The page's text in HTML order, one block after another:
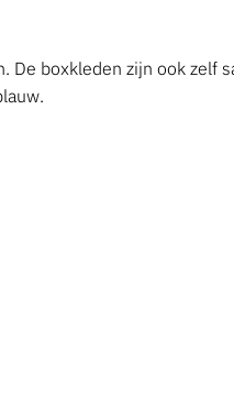
De boxkleden zijn ook